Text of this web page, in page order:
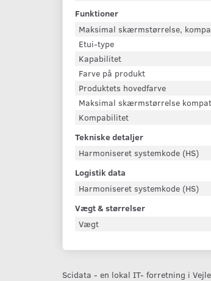
Funktioner
Maksimal skærmstørrelse,
Etui-type
Kapabilitet
Farve på produkt
Produktets hovedfarve
Maksimal skærmstørrelse
Kompabilitet
Tekniske detaljer
Harmoniseret systemkode (HS)
Logistik data
Harmoniseret systemkode (HS)
Vægt & størrelser
Vægt
Scidata - en lokal IT- forretning i Vejle